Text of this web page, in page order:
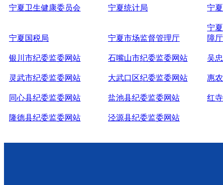
宁夏卫生健康委员会 宁夏统计局 宁
宁夏国税局 宁夏市场监督管理厅
宁
障厅
银川市纪委监委网站 石嘴山市纪委监委网站 吴
灵武市纪委监委网站 大武口区纪委监委网站 惠
同心县纪委监委网站 盐池县纪委监委网站 红
隆德县纪委监委网站 泾源县纪委监委网站